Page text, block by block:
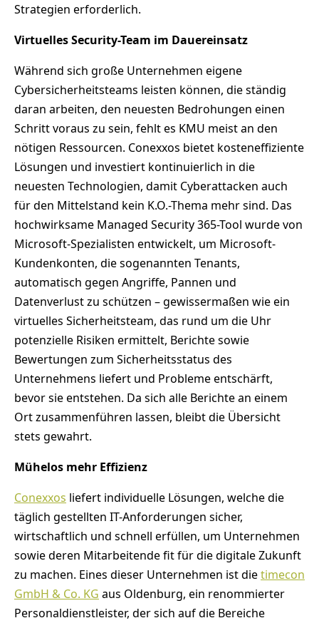
Strategien erforderlich.
Virtuelles Security-Team im Dauereinsatz
Während sich große Unternehmen eigene
Cybersicherheitsteams leisten können, die ständig
daran arbeiten, den neuesten Bedrohungen einen
Schritt voraus zu sein, fehlt es KMU meist an den
nötigen Ressourcen. Conexxos bietet kosteneffiziente
Lösungen und investiert kontinuierlich in die
neuesten Technologien, damit Cyberattacken auch
für den Mittelstand kein K.O.-Thema mehr sind. Das
hochwirksame Managed Security 365-Tool wurde von
Microsoft-Spezialisten entwickelt, um Microsoft-
Kundenkonten, die sogenannten Tenants,
automatisch gegen Angriffe, Pannen und
Datenverlust zu schützen – gewissermaßen wie ein
virtuelles Sicherheitsteam, das rund um die Uhr
potenzielle Risiken ermittelt, Berichte sowie
Bewertungen zum Sicherheitsstatus des
Unternehmens liefert und Probleme entschärft,
bevor sie entstehen. Da sich alle Berichte an einem
Ort zusammenführen lassen, bleibt die Übersicht
stets gewahrt.
Mühelos mehr Effizienz
Conexxos liefert individuelle Lösungen, welche die
täglich gestellten IT-Anforderungen sicher,
wirtschaftlich und schnell erfüllen, um Unternehmen
sowie deren Mitarbeitende fit für die digitale Zukunft
zu machen. Eines dieser Unternehmen ist dietimecon
GmbH & Co. KG aus Oldenburg, ein renommierter
Personaldienstleister, der sich auf die Bereiche